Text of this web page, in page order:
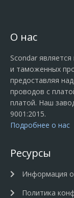
О нас
Scondar
и таможенных
предоставляя
проводов с
платой. Наш
9001:2015.
Подробнее о нас
Ресурсы
Информация
Политика